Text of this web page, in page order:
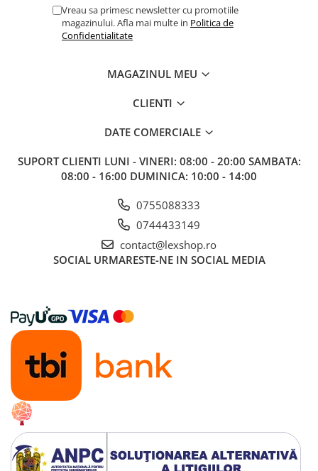
Alte RPG
Decoratiuni si accesorii
Ghiozdane si rechizite
Lego Art
Lego Boost
Lego Bluey
Lego City
Lego Classic
Lego Colectia Botanica
Lego Creator
Vreau sa primesc newsletter cu promotiile
magazinului. Afla mai multe in Politica de
Confidentialitate
MAGAZINUL MEU
CLIENTI
DATE COMERCIALE
SUPORT CLIENTI LUNI - VINERI: 08:00 - 20:00 SAMBATA:
08:00 - 16:00 DUMINICA: 10:00 - 14:00
0755088333
0744433149
contact@lexshop.ro
SOCIAL URMARESTE-NE IN SOCIAL MEDIA